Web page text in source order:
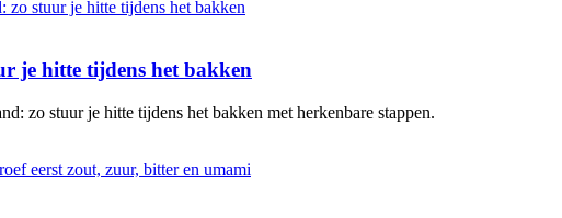
je hitte tijdens het bakken
zo stuur je hitte tijdens het bakken met herkenbare stappen.